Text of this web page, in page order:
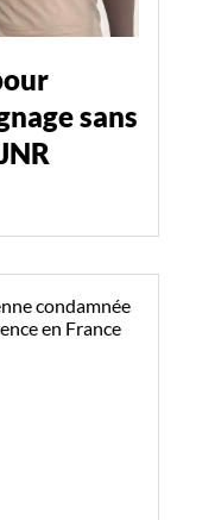
sans